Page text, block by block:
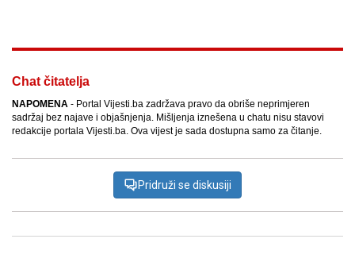
Chat čitatelja
NAPOMENA - Portal Vijesti.ba zadržava pravo da obriše neprimjeren
sadržaj bez najave i objašnjenja. Mišljenja iznešena u chatu nisu stavovi
redakcije portala Vijesti.ba. Ova vijest je sada dostupna samo za čitanje.
Pridruži se diskusiji